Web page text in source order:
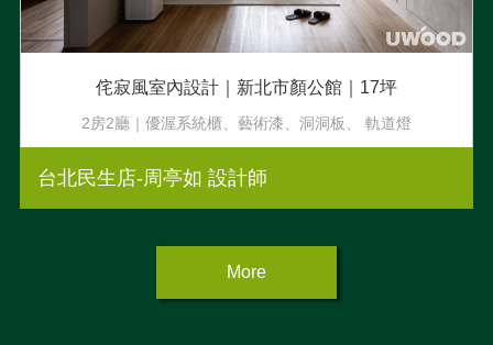
侘寂風室內設計｜新北市顏公館｜17坪
2房2廳｜優渥系統櫃、藝術漆、洞洞板、 軌道燈
台北民生店-周亭如 設計師
More